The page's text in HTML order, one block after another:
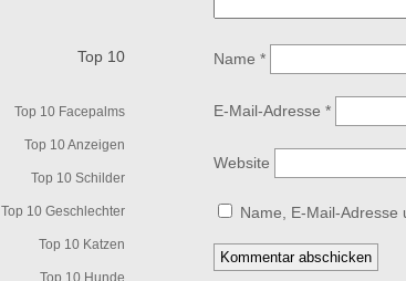
Top 10
Top 10 Facepalms
Top 10 Anzeigen
Top 10 Schilder
Top 10 Geschlechter
Top 10 Katzen
Top 10 Hunde
Name *
E-Mail-Adresse *
Website
Name, E-Mail-Adresse